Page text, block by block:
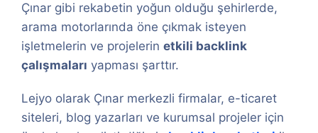
Çınar gibi rekabetin yoğun olduğu şehirlerde,
arama motorlarında öne çıkmak isteyen
işletmelerin ve projelerin etkili backlink
çalışmaları yapması şarttır.
Lejyo olarak Çınar merkezli firmalar, e-ticaret
siteleri, blog yazarları ve kurumsal projeler için